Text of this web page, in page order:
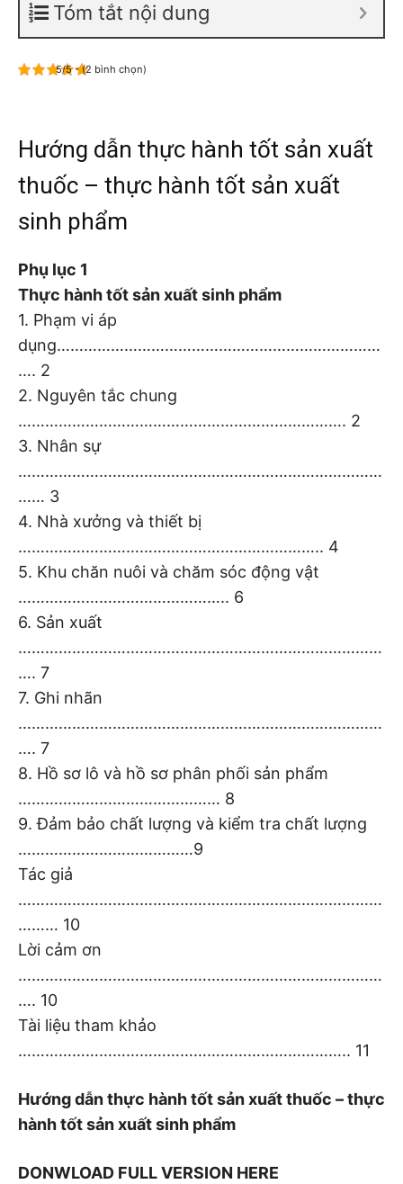
Tóm tắt nội dung
5/5 - (2 bình chọn)
Hướng dẫn thực hành tốt sản xuất
thuốc – thực hành tốt sản xuất
sinh phẩm
Phụ lục 1
Thực hành tốt sản xuất sinh phẩm
1. Phạm vi áp
dụng………………………………………………………………
…. 2
2. Nguyên tắc chung
………………………………………………………………. 2
3. Nhân sự
………………………………………………………………………
…… 3
4. Nhà xưởng và thiết bị
………………………………………………………….. 4
5. Khu chăn nuôi và chăm sóc động vật
……………………………………….. 6
6. Sản xuất
………………………………………………………………………
…. 7
7. Ghi nhãn
………………………………………………………………………
…. 7
8. Hồ sơ lô và hồ sơ phân phối sản phẩm
……………………………………… 8
9. Đảm bảo chất lượng và kiểm tra chất lượng
…………………………………9
Tác giả
………………………………………………………………………
……… 10
Lời cảm ơn
………………………………………………………………………
…. 10
Tài liệu tham khảo
……………………………………………………………….. 11
Hướng dẫn thực hành tốt sản xuất thuốc – thực
hành tốt sản xuất sinh phẩm
DONWLOAD FULL VERSION HERE